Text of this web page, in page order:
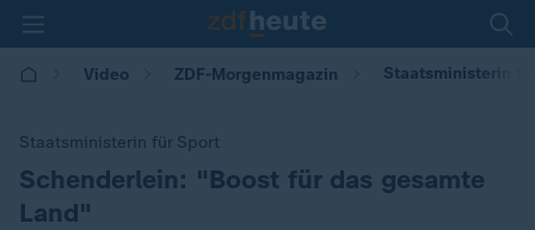
Video ZDF-Morgenmagazin Staatsministerin
Staatsministerin für Sport
:
Schenderlein: "Boost für das gesamte
Land"